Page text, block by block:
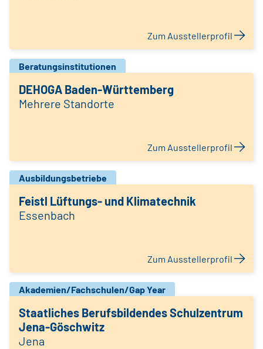
Zum Ausstellerprofil
Beratungsinstitutionen
DEHOGA Baden-Württemberg
Mehrere Standorte
Zum Ausstellerprofil
Ausbildungsbetriebe
Feistl Lüftungs- und Klimatechnik
Essenbach
Zum Ausstellerprofil
Akademien/Fachschulen/Gap Year
Staatliches Berufsbildendes Schulzentrum
Jena-Göschwitz
Jena